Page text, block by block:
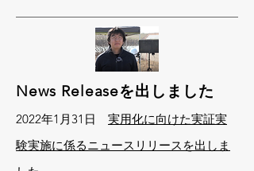
News Releaseを出しました
2022年1月31日 実用化に向けた実証実
験実施に係るニュースリリースを出しま